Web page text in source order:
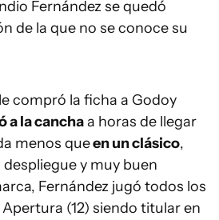
Fernández se quedó
de la que no se conoce su
compró la ficha a Godoy
a la canchaa horas de llegar
menos queen un clásico,
y muy buen
Fernández jugó todos los
(12) siendo titular en